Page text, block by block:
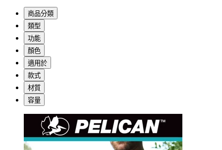
商品分類
類型
功能
顏色
適用於
款式
材質
容量